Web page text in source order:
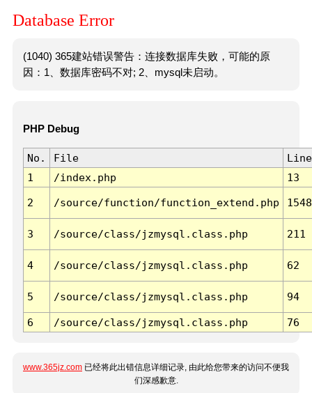
Database Error
(1040) 365建站错误警告：连接数据库失败，可能的原
因：1、数据库密码不对; 2、mysql未启动。
PHP Debug
No. File
Line
1
/index.php 13
2 /source/function/function_extend.php 1548
3 /source/class/jzmysql.class.php 211
4 /source/class/jzmysql.class.php 62
5 /source/class/jzmysql.class.php 94
6 /source/class/jzmysql.class.php 76
www.365jz.com 已经将此出错信息详细记录, 由此给您带来的访问不便我
们深感歉意.